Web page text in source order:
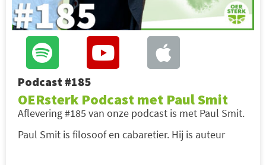
Podcast #185
OERsterk Podcast met Paul Smit
Aflevering #185 van onze podcast is met Paul Smit.
Paul Smit is filosoof en cabaretier. Hij is auteur